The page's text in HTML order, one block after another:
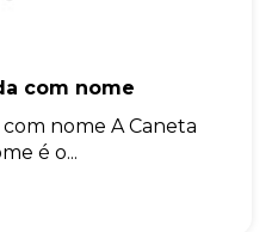
com nome
nome A Caneta
é o...